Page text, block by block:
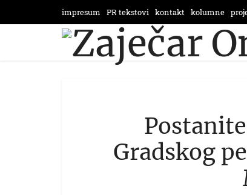
impresum PR tekstovi kontakt kolumne
Gradskog